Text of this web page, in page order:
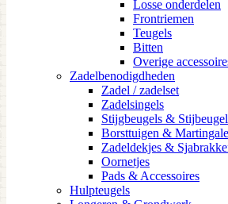
Losse onderdelen
Frontriemen
Teugels
Bitten
Overige
Zadelbenodigdheden
Zadel / zadelset
Zadelsingels
Stijgbeugels &
Borsttuigen &
Zadeldekjes &
Oornetjes
Pads & Accessoires
Hulpteugels